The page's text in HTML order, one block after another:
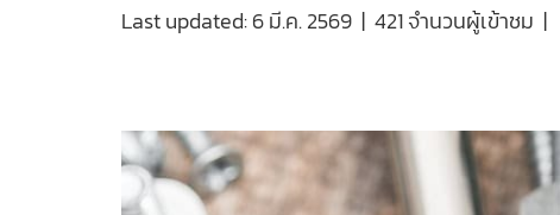
Last updated: 6 มี.ค. 2569 | 421 จำนวนผู้เข้าชม |